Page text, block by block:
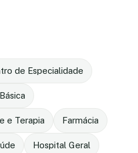
de Especialidade
e Terapia Farmácia
Hospital Geral